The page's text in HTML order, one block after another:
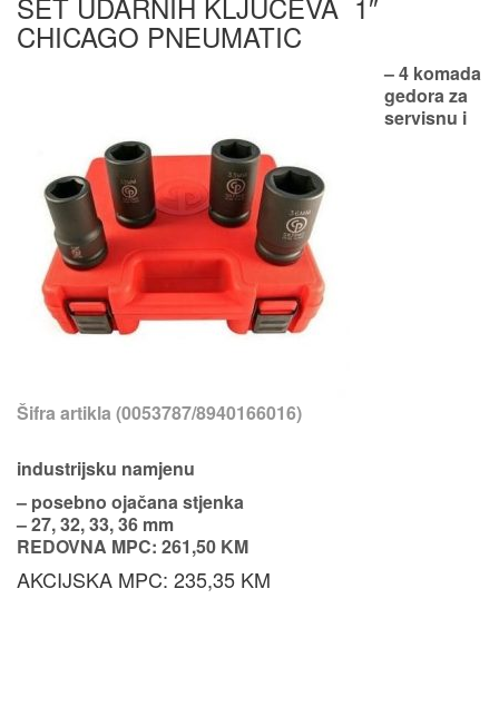
CHICAGO PNEUMATIC
Šifra artikla (0053787/8940166016)
– 4 komada
gedora za
servisnu i
industrijsku namjenu
– posebno ojačana stjenka
– 27, 32, 33, 36 mm
REDOVNA MPC: 261,50 KM
AKCIJSKA MPC: 235,35 KM